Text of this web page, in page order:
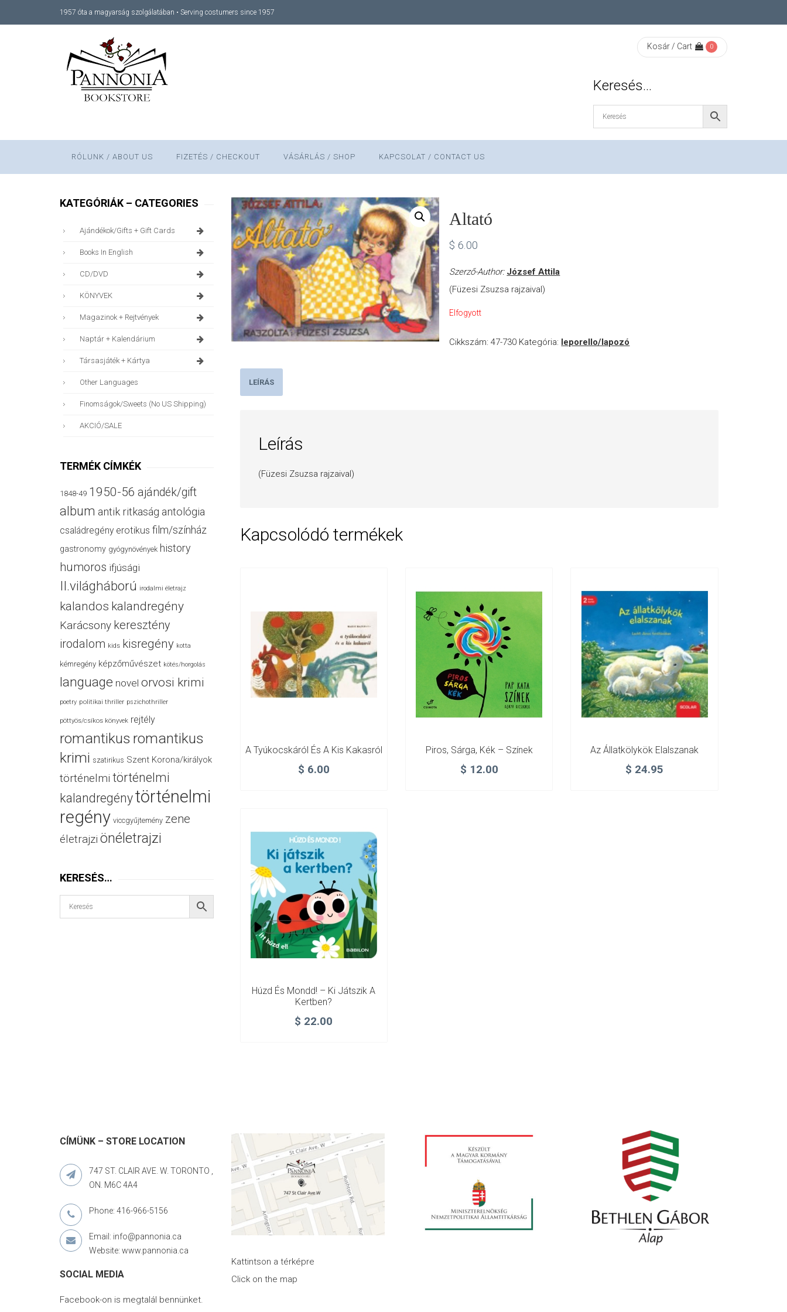
1957 óta a magyarság szolgálatában • Serving costumers since 1957
Kosár / Cart 0
Keresés…
RÓLUNK / ABOUT US FIZETÉS / CHECKOUT VÁSÁRLÁS / SHOP KAPCSOLAT / CONTACT US
Altató
$ 6.00
Szerző-Author: József Attila
(Füzesi Zsuzsa rajzaival)
Elfogyott
Cikkszám:47-730 Kategória: leporello/lapozó
LEÍRÁS
Leírás
(Füzesi Zsuzsa rajzaival)
Kapcsolódó termékek
A ​tyúkocskáról És A Kis Kakasról
$ 6.00
Piros, Sárga, Kék – Színek
$ 12.00
Az Állatkölykök Elalszanak
$ 24.95
Húzd És Mondd! – Ki Játszik A
Kertben?
$ 22.00
KATEGÓRIÁK – CATEGORIES
Ajándékok/gifts + Gift Cards
Books In English
CD/DVD
KÖNYVEK
Magazinok + Rejtvények
Naptár + Kalendárium
Társasjáték + Kártya
Other Languages
Finomságok/sweets (no US Shipping)
AKCIÓ/SALE
TERMÉK CÍMKÉK
1848-49 1950-56 ajándék/gift
album antik ritkaság antológia
családregény erotikus film/színház
gastronomy gyógynövények history
humoros ifjúsági
II.világháború irodalmi életrajz
kalandos kalandregény
Karácsony keresztény
irodalom kids kisregény kotta
kémregény képzőművészet kötés/horgolás
language novel orvosi krimi
poetry politikai thriller pszichothriller
pöttyös/csíkos könyvek rejtély
romantikus romantikus
krimi szatirikus Szent Korona/királyok
történelmi történelmi
kalandregénytörténelmi
regény viccgyűjtemény zene
életrajzi önéletrajzi
KERESÉS…
CÍMÜNK – STORE LOCATION
747 ST. CLAIR AVE. W. TORONTO ,
ON. M6C 4A4
Phone: 416-966-5156
Email: info@pannonia.ca
Website: www.pannonia.ca
SOCIAL MEDIA
Facebook-on is megtalál bennünket.
Kattintson a térképre
Click on the map